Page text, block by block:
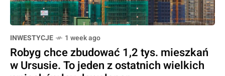
INWESTYCJE 1 week ago
Robyg chce zbudować 1,2 tys. mieszkań
w Ursusie. To jeden z ostatnich wielkich